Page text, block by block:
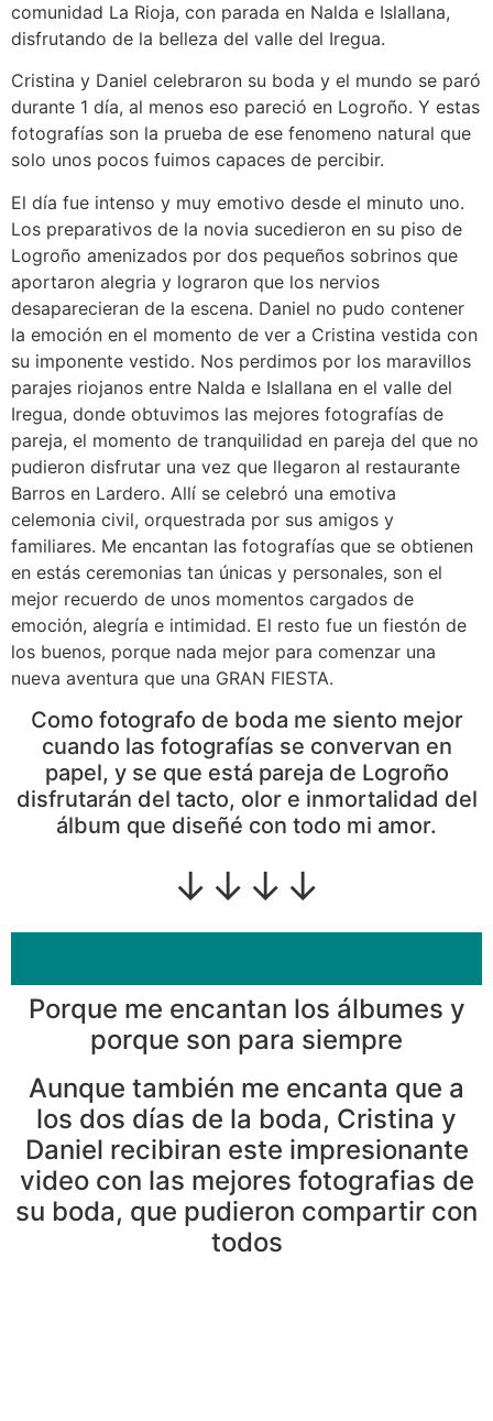
comunidad La Rioja, con parada en Nalda e Islallana,
disfrutando de la belleza del valle del Iregua.
Cristina y Daniel celebraron su boda y el mundo se paró
durante 1 día, al menos eso pareció en Logroño. Y estas
fotografías son la prueba de ese fenomeno natural que
solo unos pocos fuimos capaces de percibir.
El día fue intenso y muy emotivo desde el minuto uno.
Los preparativos de la novia sucedieron en su piso de
Logroño amenizados por dos pequeños sobrinos que
aportaron alegria y lograron que los nervios
desaparecieran de la escena. Daniel no pudo contener
la emoción en el momento de ver a Cristina vestida con
su imponente vestido. Nos perdimos por los maravillos
parajes riojanos entre Nalda e Islallana en el valle del
Iregua, donde obtuvimos las mejores fotografías de
pareja, el momento de tranquilidad en pareja del que no
pudieron disfrutar una vez que llegaron al restaurante
Barros en Lardero. Allí se celebró una emotiva
celemonia civil, orquestrada por sus amigos y
familiares. Me encantan las fotografías que se obtienen
en estás ceremonias tan únicas y personales, son el
mejor recuerdo de unos momentos cargados de
emoción, alegría e intimidad. El resto fue un fiestón de
los buenos, porque nada mejor para comenzar una
nueva aventura que una GRAN FIESTA.
Como fotografo de boda me siento mejor
cuando las fotografías se convervan en
papel, y se que está pareja de Logroño
disfrutarán del tacto, olor e inmortalidad del
álbum que diseñé con todo mi amor.
↓↓↓↓
Porque me encantan los álbumes y
porque son para siempre
Aunque también me encanta que a
los dos días de la boda, Cristina y
Daniel recibiran este impresionante
video con las mejores fotografias de
su boda, que pudieron compartir con
todos